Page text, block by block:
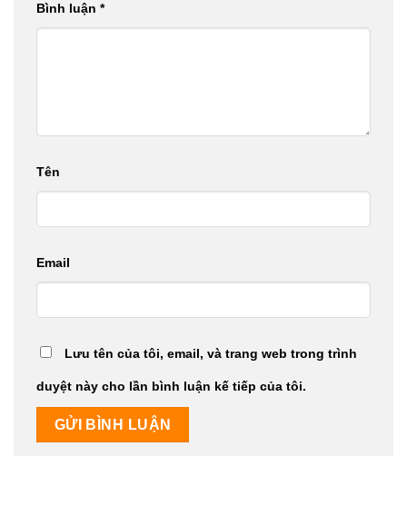
Bình luận *
Tên
Email
Lưu tên của tôi, email, và trang web trong trình
duyệt này cho lần bình luận kế tiếp của tôi.